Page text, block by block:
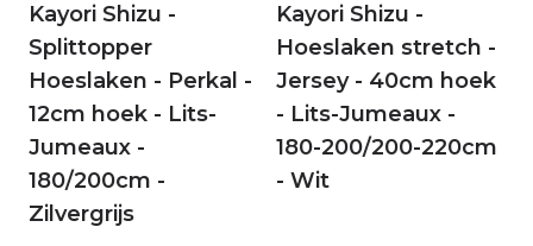
Kayori Shizu -
Splittopper
Hoeslaken - Perkal -
12cm hoek - Lits-
Jumeaux -
180/200cm -
Zilvergrijs
Kayori Shizu -
Hoeslaken stretch -
Jersey - 40cm hoek
- Lits-Jumeaux -
180-200/200-220cm
- Wit